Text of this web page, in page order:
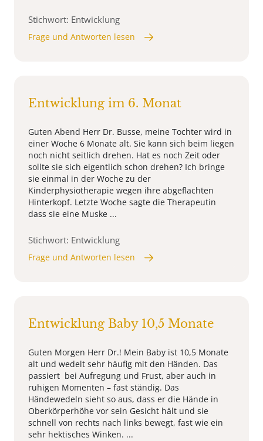
Stichwort: Entwicklung
Frage und Antworten lesen
Entwicklung im 6. Monat
Guten Abend Herr Dr. Busse, meine Tochter wird in
einer Woche 6 Monate alt. Sie kann sich beim liegen
noch nicht seitlich drehen. Hat es noch Zeit oder
sollte sie sich eigentlich schon drehen? Ich bringe
sie einmal in der Woche zu der
Kinderphysiotherapie wegen ihre abgeflachten
Hinterkopf. Letzte Woche sagte die Therapeutin
dass sie eine Muske ...
Stichwort: Entwicklung
Frage und Antworten lesen
Entwicklung Baby 10,5 Monate
Guten Morgen Herr Dr.! Mein Baby ist 10,5 Monate
alt und wedelt sehr häufig mit den Händen. Das
passiert bei Aufregung und Frust, aber auch in
ruhigen Momenten – fast ständig. Das
Händewedeln sieht so aus, dass er die Hände in
Oberkörperhöhe vor sein Gesicht hält und sie
schnell von rechts nach links bewegt, fast wie ein
sehr hektisches Winken. ...